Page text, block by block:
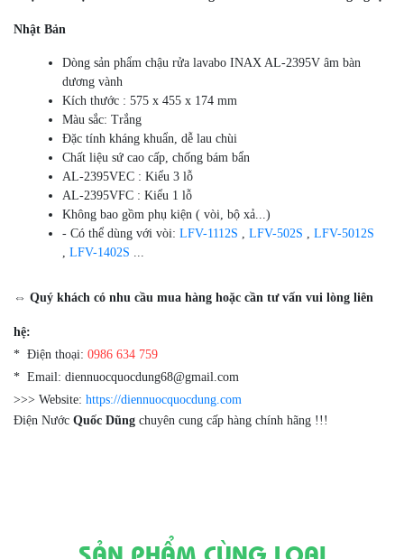
Nhật Bản
Dòng sản phẩm chậu rửa lavabo INAX AL-2395V âm bàn
dương vành
Kích thước : 575 x 455 x 174 mm
Màu sắc: Trắng
Đặc tính kháng khuẩn, dễ lau chùi
Chất liệu sứ cao cấp, chống bám bẩn
AL-2395VEC : Kiểu 3 lỗ
AL-2395VFC : Kiểu 1 lỗ
Không bao gồm phụ kiện ( vòi, bộ xả...)
- Có thể dùng với vòi: LFV-1112S , LFV-502S , LFV-5012S
, LFV-1402S ...
⇔ Quý khách có nhu cầu mua hàng hoặc cần tư vấn vui lòng liên
hệ:
* Điện thoại: 0986 634 759
* Email: diennuocquocdung68@gmail.com
>>> Website: https://diennuocquocdung.com
Điện Nước Quốc Dũng chuyên cung cấp hàng chính hãng !!!